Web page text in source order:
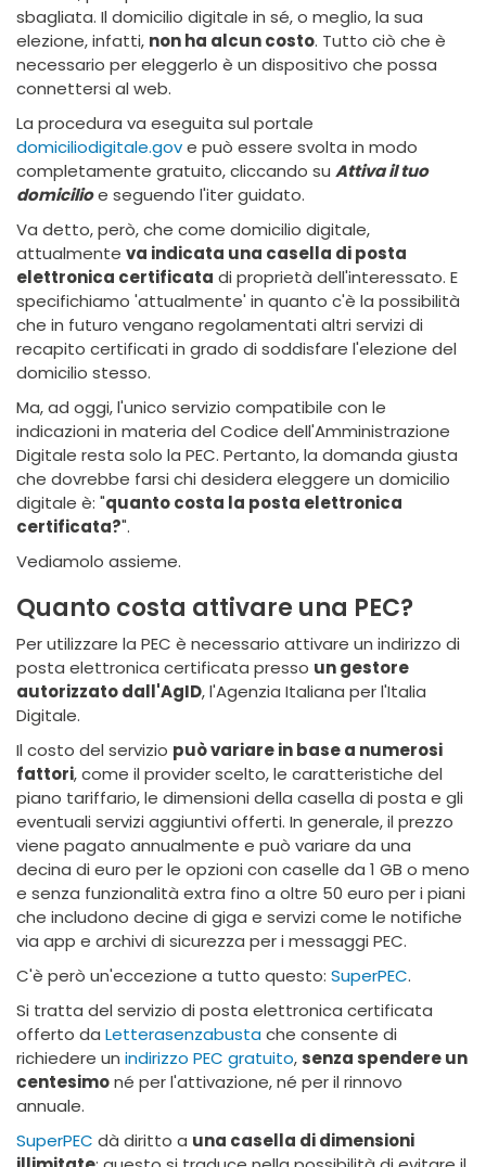
sbagliata. Il domicilio digitale in sé, o meglio, la sua
elezione, infatti, non ha alcun costo. Tutto ciò che è
necessario per eleggerlo è un dispositivo che possa
connettersi al web.
La procedura va eseguita sul portale
domiciliodigitale.gove può essere svolta in modo
completamente gratuito, cliccando su Attiva il tuo
domicilioe seguendo l'iter guidato.
Va detto, però, che come domicilio digitale,
attualmente va indicata una casella di posta
elettronica certificata di proprietà dell'interessato. E
specifichiamo 'attualmente' in quanto c'è la possibilità
che in futuro vengano regolamentati altri servizi di
recapito certificati in grado di soddisfare l'elezione del
domicilio stesso.
Ma, ad oggi, l'unico servizio compatibile con le
indicazioni in materia del Codice dell'Amministrazione
Digitale resta solo la PEC. Pertanto, la domanda giusta
che dovrebbe farsi chi desidera eleggere un domicilio
digitale è: "quanto costa la posta elettronica
certificata?".
Vediamolo assieme.
Quanto costa attivare una PEC?
Per utilizzare la PEC è necessario attivare un indirizzo di
posta elettronica certificata presso un gestore
autorizzato dall'AgID, l'Agenzia Italiana per l'Italia
Digitale.
Il costo del servizio può variare in base a numerosi
fattori, come il provider scelto, le caratteristiche del
piano tariffario, le dimensioni della casella di posta e gli
eventuali servizi aggiuntivi offerti. In generale, il prezzo
viene pagato annualmente e può variare da una
decina di euro per le opzioni con caselle da 1 GB o meno
e senza funzionalità extra fino a oltre 50 euro per i piani
che includono decine di giga e servizi come le notifiche
via app e archivi di sicurezza per i messaggi PEC.
C'è però un'eccezione a tutto questo: SuperPEC.
Si tratta del servizio di posta elettronica certificata
offerto da Letterasenzabustache consente di
richiedere un indirizzo PEC gratuito, senza spendere un
centesimoné per l'attivazione, né per il rinnovo
annuale.
SuperPEC dà diritto a una casella di dimensioni